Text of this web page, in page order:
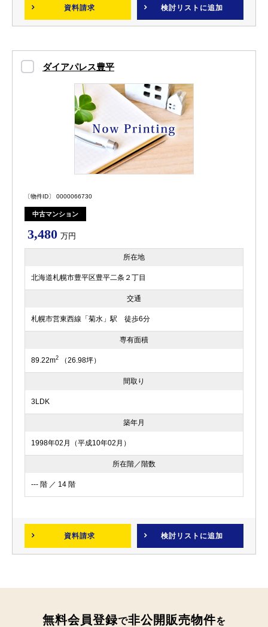
資料請求 検討リスト に追加
ダイアパレス豊平
〔物件ID〕 0000066730
中古マンション
3,480 万円
所在地
北海道札幌市豊平区豊平二条２丁目
交通
札幌市営東西線「菊水」駅 徒歩6分
専有面積
89.22m2 （26.98坪）
間取り
3LDK
築年月
1998年02月（平成10年02月）
所在階／階数
--- 階 ／ 14 階
資料請求 検討リスト に追加
無料会員登録で非公開販売物件を